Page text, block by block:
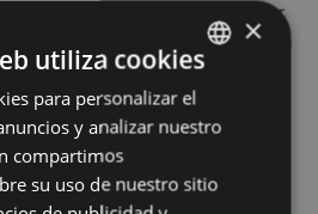
01, nos gustaría estudiar
abarquen también
Eibar como zona tensionada,
presentar una memoria
técnico y un plan de
BASQUE
SPANISH
×
utiliza cookies
para personalizar el
y analizar nuestro
compartimos
su uso de nuestro sitio